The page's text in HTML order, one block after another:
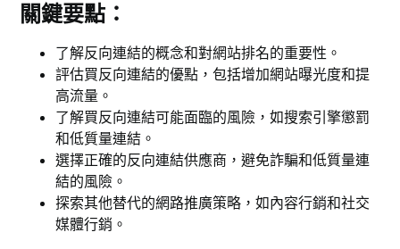
關鍵要點：
了解反向連結的概念和對網站排名的重要性。
評估買反向連結的優點，包括增加網站曝光度和提
高流量。
了解買反向連結可能面臨的風險，如搜索引擎懲罰
和低質量連結。
選擇正確的反向連結供應商，避免詐騙和低質量連
結的風險。
探索其他替代的網路推廣策略，如內容行銷和社交
媒體行銷。